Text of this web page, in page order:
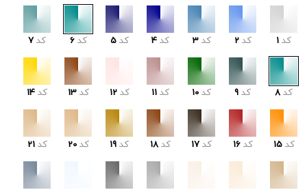
کد 1 کد 2 کد 3 کد 4 کد 5 کد 6 کد 7
کد 8 کد 9 کد 10 کد 11 کد 12 کد 13 کد 14
کد 15 کد 16 کد 17 کد 18 کد 19 کد 20 کد 21